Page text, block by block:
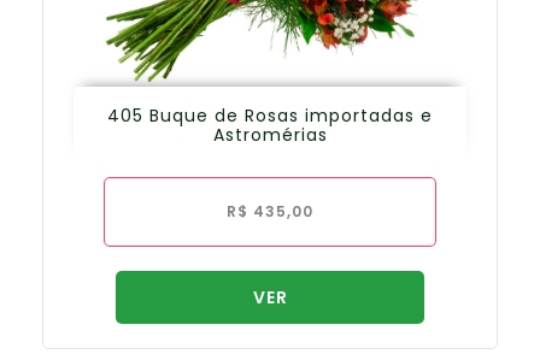
405 Buque de Rosas importadas e
Astromérias
R$ 435,00
VER